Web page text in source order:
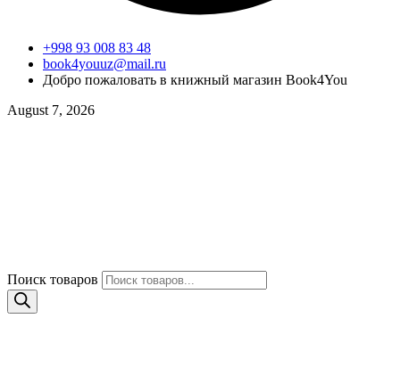
+998 93 008 83 48
book4youuz@mail.ru
Добро пожаловать в книжный магазин Book4You
August 7, 2026
Поиск товаров